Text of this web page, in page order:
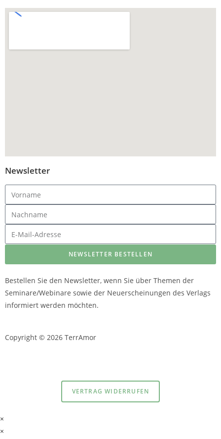
Newsletter
NEWSLETTER BESTELLEN
Bestellen Sie den Newsletter, wenn Sie über Themen der
Seminare/Webinare sowie der Neuerscheinungen des Verlags
informiert werden möchten.
Copyright © 2026 TerrAmor
VERTRAG WIDERRUFEN
×
×